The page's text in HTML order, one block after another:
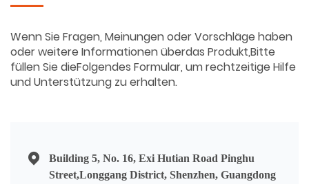
Wenn Sie Fragen, Meinungen oder Vorschläge haben
oder weitere Informationen überdas Produkt,Bitte
füllen Sie dieFolgendes Formular, um rechtzeitige Hilfe
und Unterstützung zu erhalten.
Building 5, No. 16, Exi Hutian Road Pinghu
Street,Longgang District, Shenzhen, Guangdong